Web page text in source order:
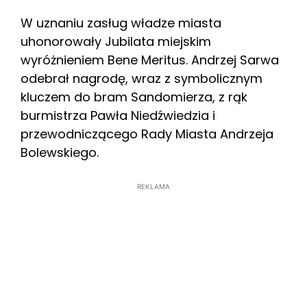
W uznaniu zasług władze miasta
uhonorowały Jubilata miejskim
wyróżnieniem Bene Meritus. Andrzej Sarwa
odebrał nagrodę, wraz z symbolicznym
kluczem do bram Sandomierza, z rąk
burmistrza Pawła Niedźwiedzia i
przewodniczącego Rady Miasta Andrzeja
Bolewskiego.
REKLAMA